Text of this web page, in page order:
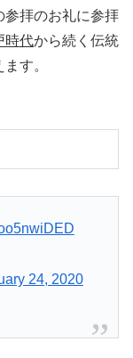
参拝のお礼に参拝
時代から続く伝統
す。
24, 2020